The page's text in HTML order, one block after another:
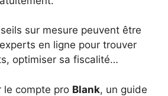
sur mesure peuvent être
en ligne pour trouver
optimiser sa fiscalité…
le compte pro Blank, un guide